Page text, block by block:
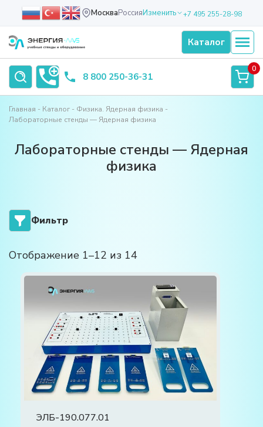
МоскваРоссияИзменить +7 495 255-28-98
Каталог
8 800 250-36-31
0
Главная Каталог
Физика. Ядерная физика
Лабораторные стенды — Ядерная физика
Лабораторные стенды — Ядерная
физика
Фильтр
Отображение 1–12 из 14
ЭЛБ-190.077.01